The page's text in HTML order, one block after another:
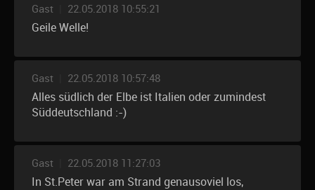
Gast 22.05.2018 10:55:21
Geile Welle!
Gast 22.05.2018 10:57:48
Alles südlich der Elbe ist Italien oder zumindest
Süddeutschland :-)
Gast 22.05.2018 11:27:03
In St.Peter war am Strand genausoviel los,